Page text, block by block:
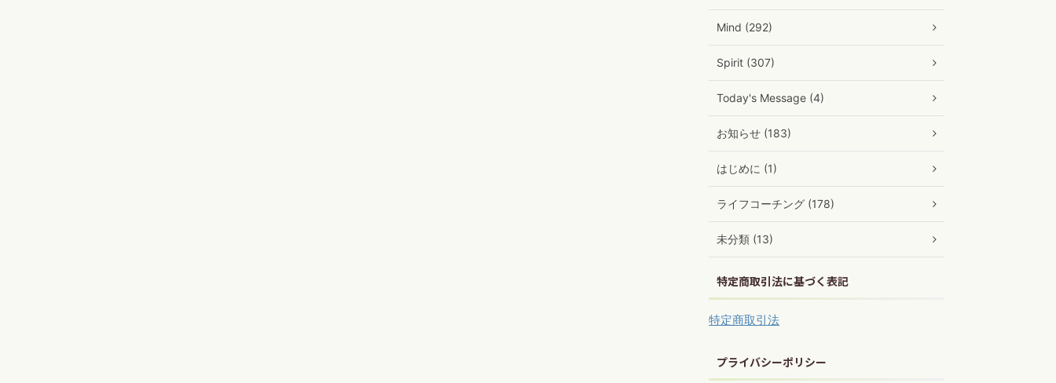
Mind (292)
Spirit (307)
Today's Message (4)
お知らせ (183)
はじめに (1)
ライフコーチング (178)
未分類 (13)
特定商取引法に基づく表記
特定商取引法
プライバシーポリシー